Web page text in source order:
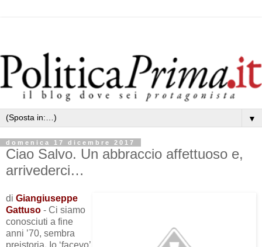
▼
domenica 17 dicembre 2017
Ciao Salvo. Un abbraccio affettuoso e,
arrivederci…
di Giangiuseppe
Gattuso - Ci siamo
conosciuti a fine
anni ’70, sembra
preistoria. Io ‘facevo’